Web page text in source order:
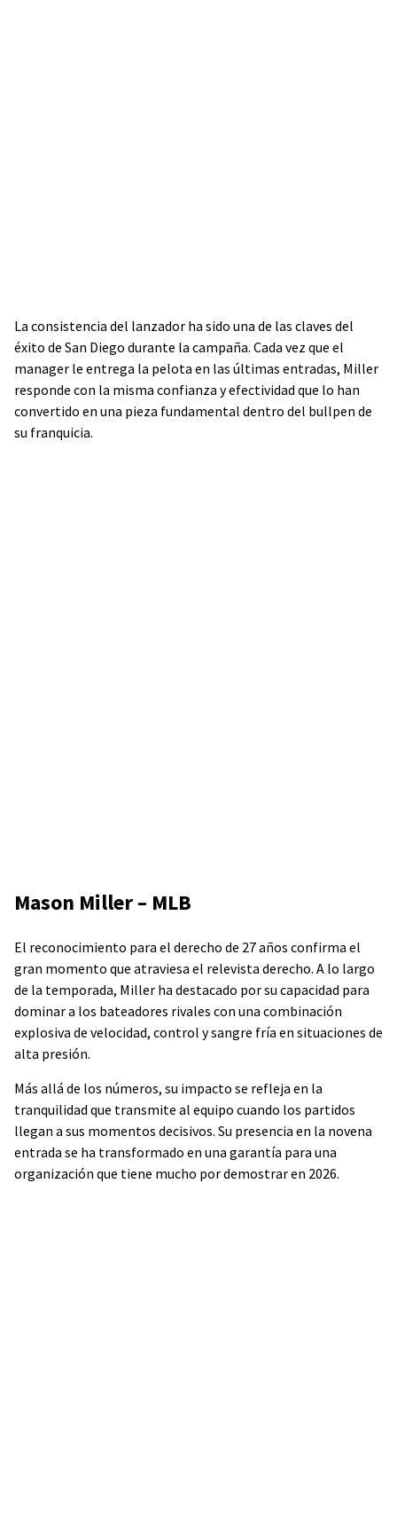
La consistencia del lanzador ha sido una de las claves del
éxito de San Diego durante la campaña. Cada vez que el
manager le entrega la pelota en las últimas entradas, Miller
responde con la misma confianza y efectividad que lo han
convertido en una pieza fundamental dentro del bullpen de
su franquicia.
Mason Miller – MLB
El reconocimiento para el derecho de 27 años confirma el
gran momento que atraviesa el relevista derecho. A lo largo
de la temporada, Miller ha destacado por su capacidad para
dominar a los bateadores rivales con una combinación
explosiva de velocidad, control y sangre fría en situaciones de
alta presión.
Más allá de los números, su impacto se refleja en la
tranquilidad que transmite al equipo cuando los partidos
llegan a sus momentos decisivos. Su presencia en la novena
entrada se ha transformado en una garantía para una
organización que tiene mucho por demostrar en 2026.